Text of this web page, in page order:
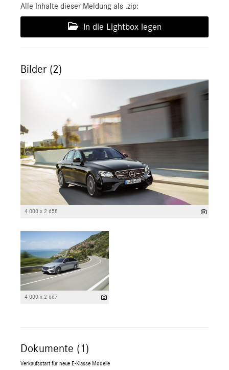
Alle Inhalte dieser Meldung als .zip:
In die Lightbox legen
Bilder (2)
4 000 x 2 658
4 000 x 2 667
Dokumente (1)
Verkaufsstart für neue E-Klasse Modelle